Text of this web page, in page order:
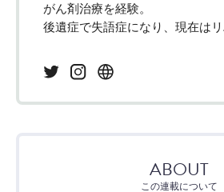
がん剤治療を経験。
後遺症で失語症になり、現在はリ
ABOUT
この連載について